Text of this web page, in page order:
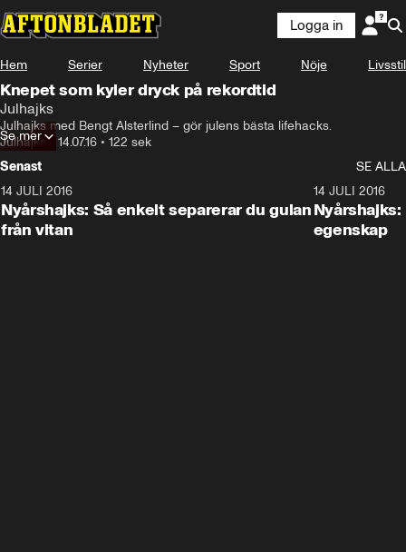
Logga in
Hem Serier Nyheter Sport Nöje Livsstil
Knepet som kyler dryck på rekordtid
Julhajks
Julhajks med Bengt Alsterlind – gör julens bästa lifehacks.
Julhajks• 14.07.16 • 122 sek
Se mer
Senast
SE ALLA
14 JULI 2016
Nyårshajks: Så enkelt separerar du gulan
från vitan
14 JULI 2016
egenskap